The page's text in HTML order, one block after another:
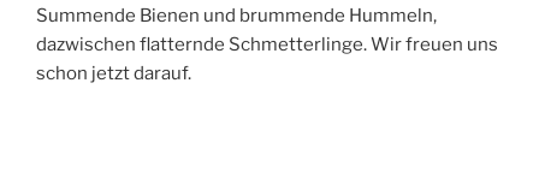
Summende Bienen und brummende Hummeln,
dazwischen flatternde Schmetterlinge. Wir freuen uns
schon jetzt darauf.